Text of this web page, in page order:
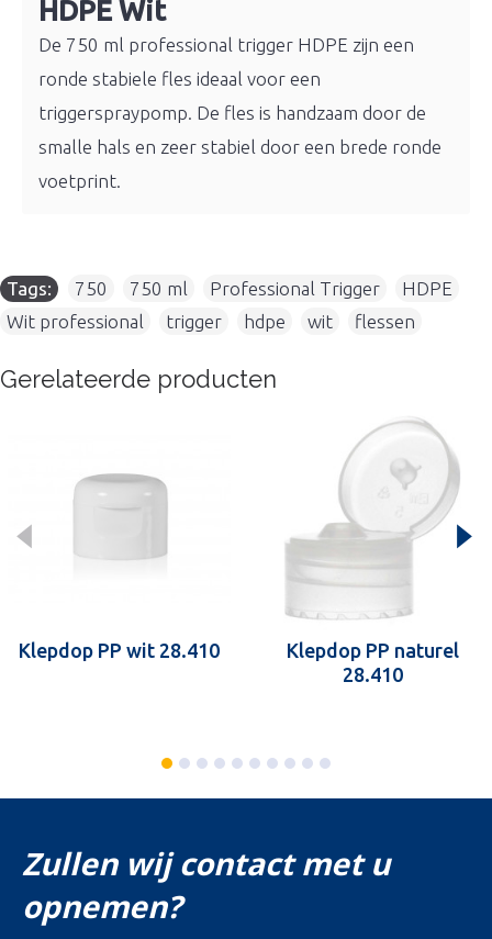
HDPE Wit
De 750 ml professional trigger HDPE zijn een
ronde stabiele fles ideaal voor een
triggerspraypomp. De fles is handzaam door de
smalle hals en zeer stabiel door een brede ronde
voetprint.
Tags: 750 750 ml Professional Trigger HDPE
Wit professional
trigger hdpe wit flessen
Gerelateerde producten
Klepdop PP wit 28.410
Klepdop PP naturel
28.410
Zullen wij contact met u
opnemen?